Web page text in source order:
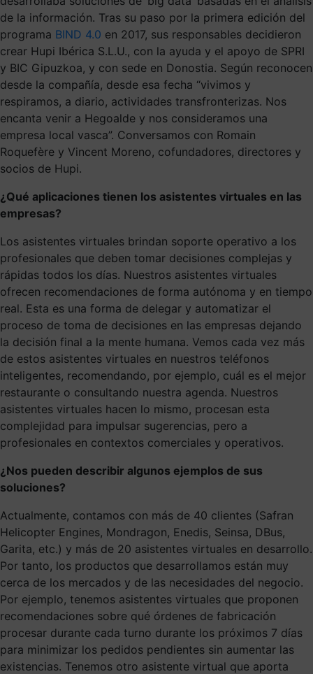
de la información. Tras su paso por la primera edición del
programa BIND 4.0 en 2017, sus responsables decidieron
crear Hupi Ibérica S.L.U., con la ayuda y el apoyo de SPRI
y BIC Gipuzkoa, y con sede en Donostia. Según reconocen
desde la compañía, desde esa fecha “vivimos y
respiramos, a diario, actividades transfronterizas. Nos
encanta venir a Hegoalde y nos consideramos una
empresa local vasca”. Conversamos con Romain
Roquefère y Vincent Moreno, cofundadores, directores y
socios de Hupi.
¿Qué aplicaciones tienen los asistentes virtuales en las
empresas?
Los asistentes virtuales brindan soporte operativo a los
profesionales que deben tomar decisiones complejas y
rápidas todos los días. Nuestros asistentes virtuales
ofrecen recomendaciones de forma autónoma y en tiempo
real. Esta es una forma de delegar y automatizar el
proceso de toma de decisiones en las empresas dejando
la decisión final a la mente humana. Vemos cada vez más
de estos asistentes virtuales en nuestros teléfonos
inteligentes, recomendando, por ejemplo, cuál es el mejor
restaurante o consultando nuestra agenda. Nuestros
asistentes virtuales hacen lo mismo, procesan esta
complejidad para impulsar sugerencias, pero a
profesionales en contextos comerciales y operativos.
¿Nos pueden describir algunos ejemplos de sus
soluciones?
Actualmente, contamos con más de 40 clientes (Safran
Helicopter Engines, Mondragon, Enedis, Seinsa, DBus,
Garita, etc.) y más de 20 asistentes virtuales en desarrollo.
Por tanto, los productos que desarrollamos están muy
cerca de los mercados y de las necesidades del negocio.
Por ejemplo, tenemos asistentes virtuales que proponen
recomendaciones sobre qué órdenes de fabricación
procesar durante cada turno durante los próximos 7 días
para minimizar los pedidos pendientes sin aumentar las
existencias. Tenemos otro asistente virtual que aporta